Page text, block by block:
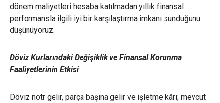
dönem maliyetleri hesaba katılmadan yıllık finansal
performansla ilgili iyi bir karşılaştırma imkanı sunduğunu
düşünüyoruz.
Döviz Kurlarındaki Değişiklik ve Finansal Korunma
Faaliyetlerinin Etkisi
Döviz nötr gelir, parça başına gelir ve işletme kârı; mevcut